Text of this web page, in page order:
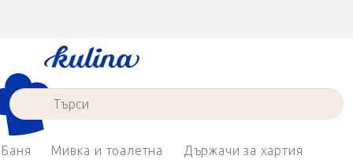
съдържанието
Баня Мивка и тоалетна Държачи за хартия